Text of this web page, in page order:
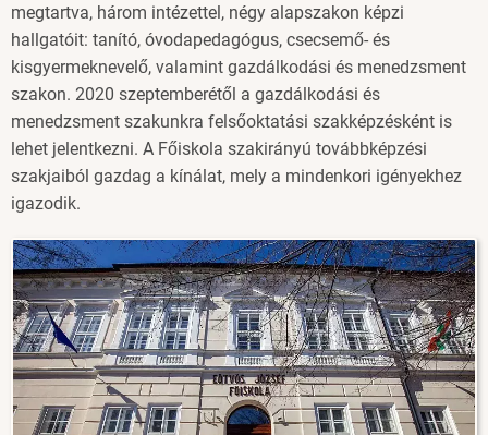
megtartva, három intézettel, négy alapszakon képzi
hallgatóit: tanító, óvodapedagógus, csecsemő- és
kisgyermeknevelő, valamint gazdálkodási és menedzsment
szakon. 2020 szeptemberétől a gazdálkodási és
menedzsment szakunkra felsőoktatási szakképzésként is
lehet jelentkezni. A Főiskola szakirányú továbbképzési
szakjaiból gazdag a kínálat, mely a mindenkori igényekhez
igazodik.
Image